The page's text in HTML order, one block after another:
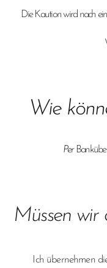
Die Kaution wird nach
Wie
Per
Müssen wir
Ich übernehmen